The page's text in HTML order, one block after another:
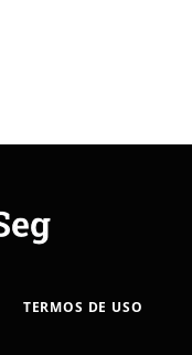
TERMOS DE USO